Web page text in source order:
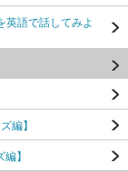
英語で話してみよ
編】
】